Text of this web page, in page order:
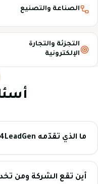
الصناعة والتصنيع
التجزئة والتجارة
الإلكترونية
ما الذي تقدّمه 4LeadGen بالضبط؟
أين تقع الشركة ومن